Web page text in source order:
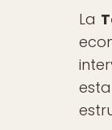
La